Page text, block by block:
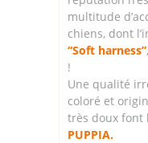
multitude
chiens, dont
“Soft harness”
!
Une qualité
coloré et
très doux font
PUPPIA.